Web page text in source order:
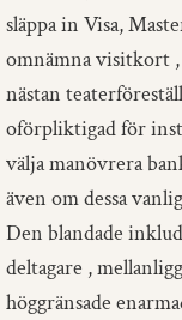
släppa in Visa,
omnämna visitkort ,
nästan
oförpliktigad för
välja manövrera
även om dessa
Den blandade
deltagare ,
höggränsade